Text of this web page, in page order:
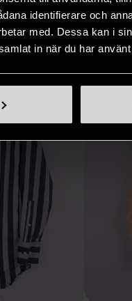
identifierare och
med. Dessa kan i
in när du har
om denna